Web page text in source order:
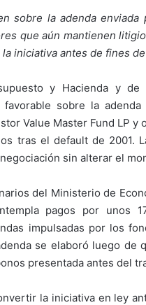
sobre la adenda
que aún mantienen
iniciativa antes de fines
y Hacienda y
favorable sobre la
Value Master Fund LP
tras el default de 2001.
sin alterar el
del Ministerio de
pagos por unos
impulsadas por los
se elaboró luego de
presentada antes del
la iniciativa en ley